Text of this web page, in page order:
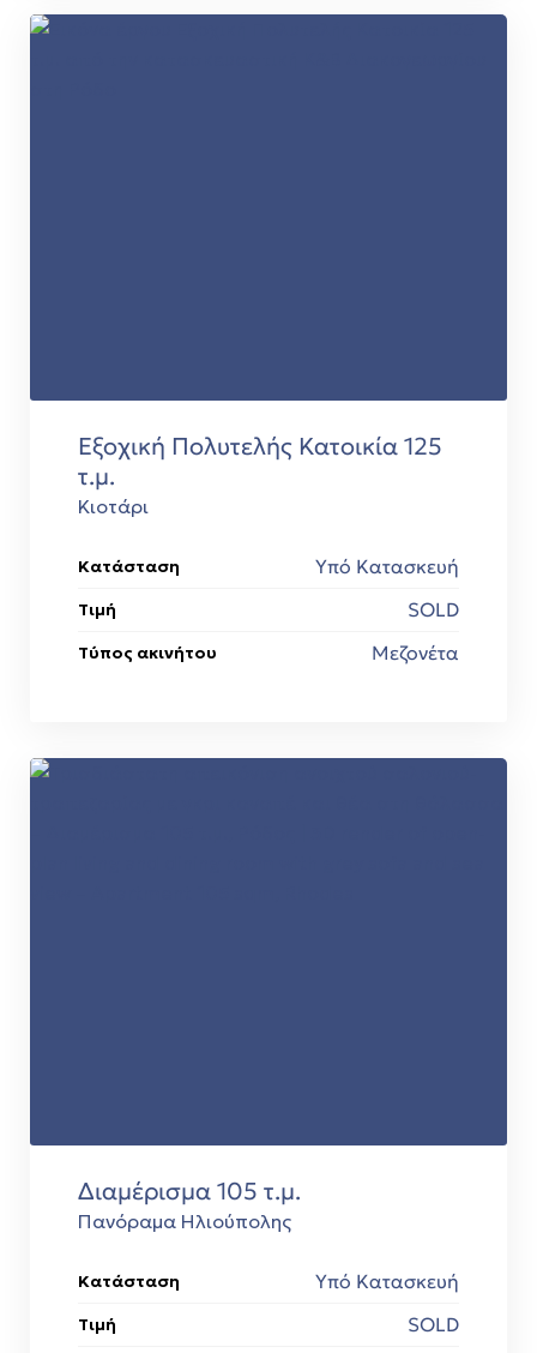
Εξοχική Πολυτελής Κατοικία 125
τ.μ.
Κιοτάρι
Κατάσταση Υπό Κατασκευή
Τιμή SOLD
Τύπος ακινήτου Μεζονέτα
Διαμέρισμα 105 τ.μ.
Πανόραμα Ηλιούπολης
Κατάσταση Υπό Κατασκευή
Τιμή SOLD